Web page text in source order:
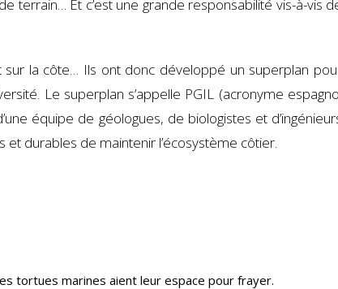
terrain… Et c’est une grande responsabilité vis-à-vis
la côte… Ils ont donc développé un superplan
Le superplan s’appelle PGIL (acronyme
équipe de géologues, de biologistes et
durables de maintenir l’écosystème côtier.
tortues marines aient leur espace pour frayer.